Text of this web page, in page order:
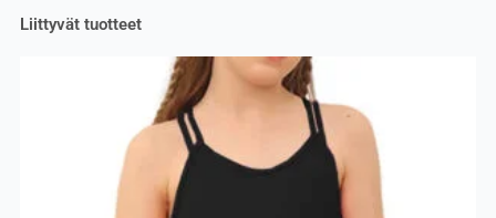
Liittyvät tuotteet